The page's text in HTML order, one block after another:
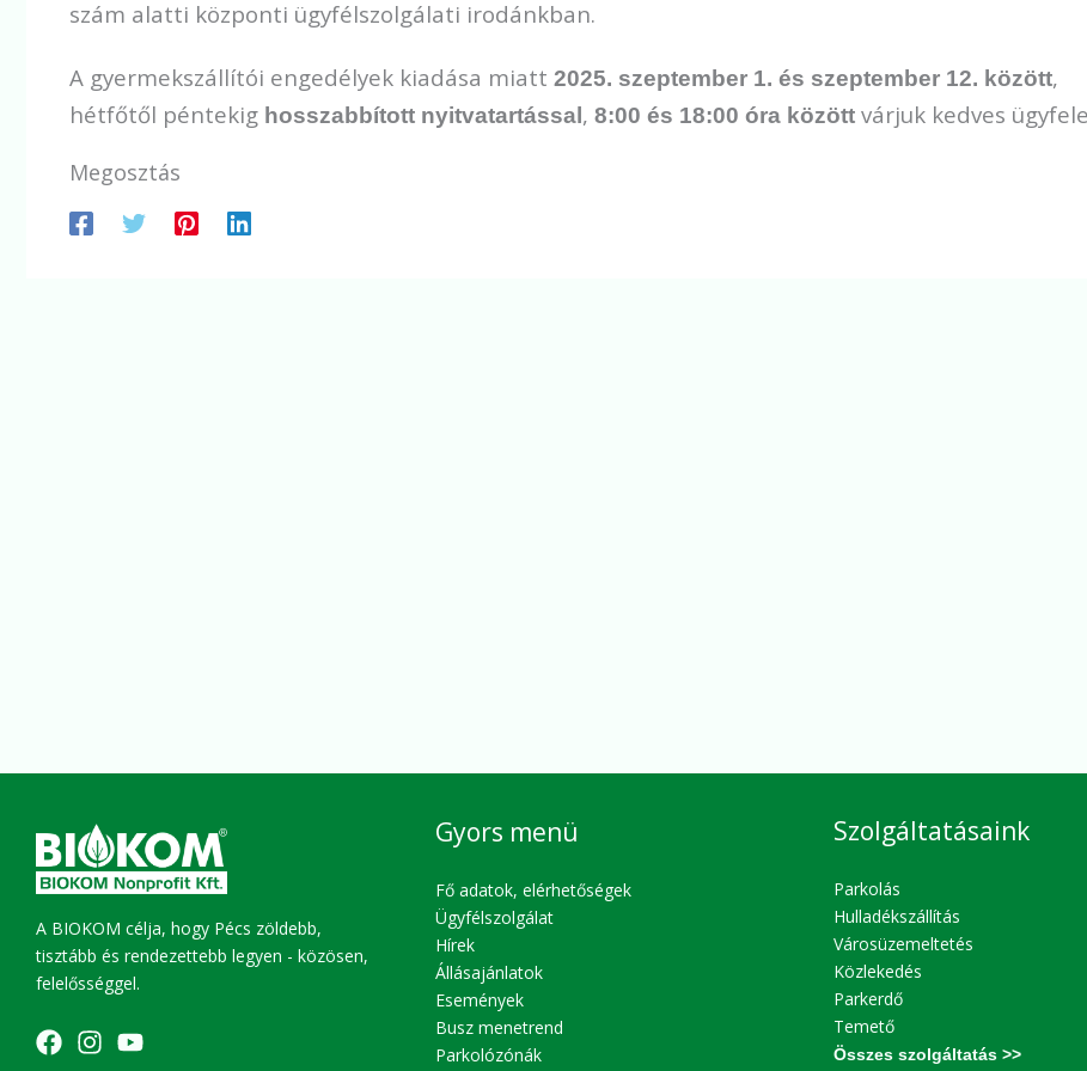
szám alatti központi ügyfélszolgálati irodánkban.
A gyermekszállítói engedélyek kiadása miatt 2025. szeptember 1. és szeptember 12. között,
hétfőtől péntekig hosszabbított nyitvatartással , 8:00 és 18:00 óra között várjuk kedves
Megosztás
A BIOKOM célja, hogy Pécs zöldebb,
tisztább és rendezettebb legyen - közösen,
felelősséggel.
Gyors menü
Fő adatok, elérhetőségek
Ügyfélszolgálat
Hírek
Állásajánlatok
Események
Busz menetrend
Parkolózónák
Szolgáltatásaink
Parkolás
Hulladékszállítás
Városüzemeltetés
Közlekedés
Parkerdő
Temető
Összes szolgáltatás >>